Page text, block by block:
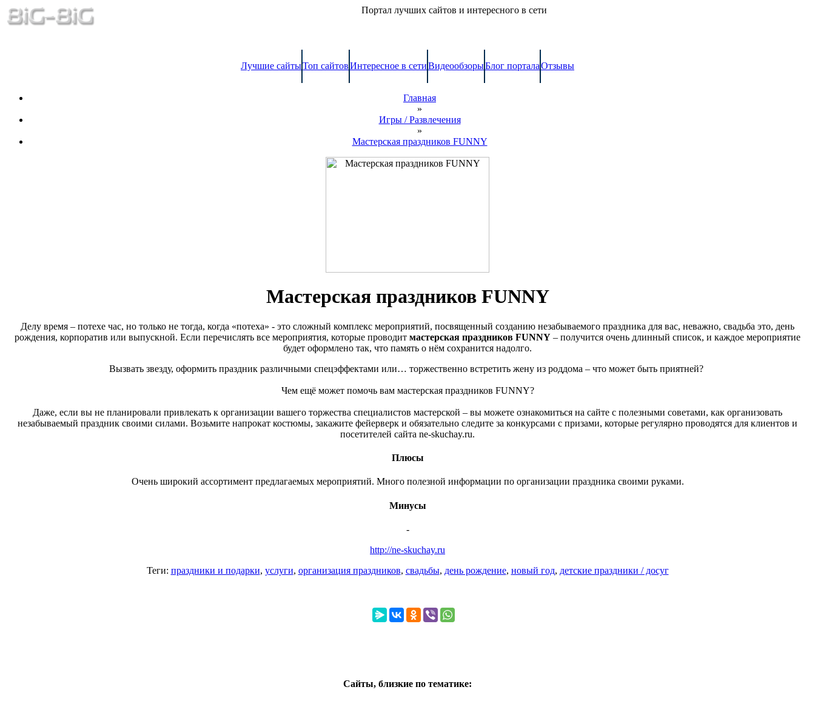
Портал лучших сайтов и интересного в сети
Лучшие сайтыТоп сайтовИнтересное в сетиВидеообзорыБлог порталаОтзывы
Главная
»
Игры / Развлечения
»
Мастерская праздников FUNNY
Мастерская праздников FUNNY
Делу время – потехе час, но только не тогда, когда «потеха» - это сложный комплекс мероприятий, посвященный созданию незабываемого праздника для вас, неважно, свадьба это, день
рождения, корпоратив или выпускной. Если перечислять все мероприятия, которые проводит мастерская праздников FUNNY – получится очень длинный список, и каждое мероприятие
будет оформлено так, что память о нём сохранится надолго.
Вызвать звезду, оформить праздник различными спецэффектами или… торжественно встретить жену из роддома – что может быть приятней?
Чем ещё может помочь вам мастерская праздников FUNNY?
Даже, если вы не планировали привлекать к организации вашего торжества специалистов мастерской – вы можете ознакомиться на сайте с полезными советами, как организовать
незабываемый праздник своими силами. Возьмите напрокат костюмы, закажите фейерверк и обязательно следите за конкурсами с призами, которые регулярно проводятся для клиентов и
посетителей сайта ne-skuchay.ru.
Плюсы
Очень широкий ассортимент предлагаемых мероприятий. Много полезной информации по организации праздника своими руками.
Минусы
-
http://ne-skuchay.ru
Теги: праздники и подарки, услуги, организация праздников, свадьбы, день рождение, новый год, детские праздники / досуг
Сайты, близкие по тематике: